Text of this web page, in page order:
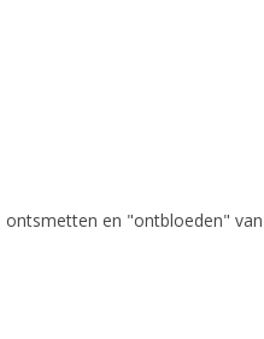
en "ontbloeden" van